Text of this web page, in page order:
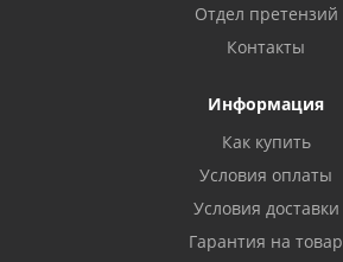
Отдел претензий
Контакты
Информация
Как купить
Условия оплаты
Условия доставки
Гарантия на товар